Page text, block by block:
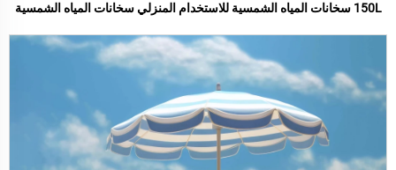
150L سخانات المياه الشمسية للاستخدام المنزلي سخانات المياه الشمسية